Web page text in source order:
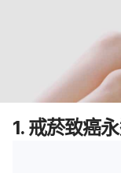
1. 戒菸致癌